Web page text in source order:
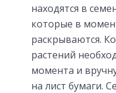
находятся в
которые в
раскрываются.
растений
момента и
на лист бумаги.